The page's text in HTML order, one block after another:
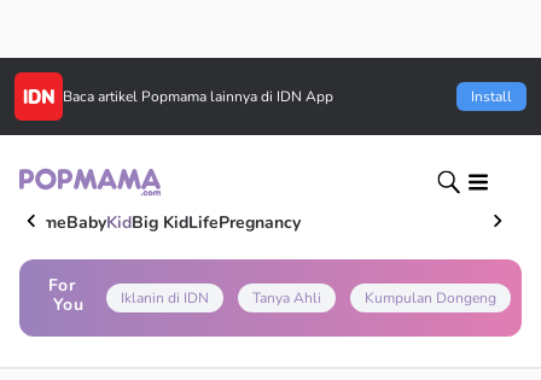
Baca artikel Popmama lainnya di IDN App Install
HomeBabyKidBig KidLifePregnancy
For
You
Iklanin di IDN Tanya Ahli Kumpulan Dongeng